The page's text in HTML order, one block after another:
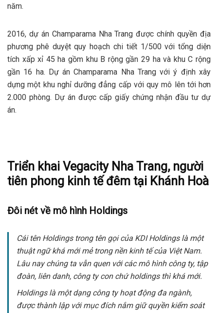
năm.
2016, dự án Champarama Nha Trang được chính quyền địa
phương phê duyệt quy hoạch chi tiết 1/500 với tổng diện
tích xấp xỉ 45 ha gồm khu B rộng gần 29 ha và khu C rộng
gần 16 ha. Dự án Champarama Nha Trang với ý định xây
dựng một khu nghỉ dưỡng đẳng cấp với quy mô lên tới hơn
2.000 phòng. Dự án được cấp giấy chứng nhận đầu tư dự
án.
Triển khai Vegacity Nha Trang, người
tiên phong kinh tế đêm tại Khánh Hoà
Đôi nét về mô hình Holdings
Cái tên Holdings trong tên gọi của KDI Holdings là một
thuật ngữ khá mới mẻ trong nền kinh tế của Việt Nam.
Lâu nay chúng ta vẫn quen với các mô hình công ty, tập
đoàn, liên danh, công ty con chứ holdings thì khá mới.
Holdings là một dạng công ty hoạt động đa ngành,
được thành lập với mục đích nắm giữ quyền kiểm soát